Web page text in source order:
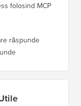
folosind MCP
răspunde